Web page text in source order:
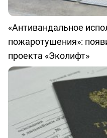
«Антивандальное
пожаротушения»:
проекта «Эколифт»